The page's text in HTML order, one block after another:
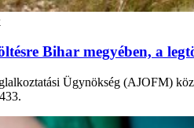
Bihar megyében, a
Ügynökség (AJOFM)